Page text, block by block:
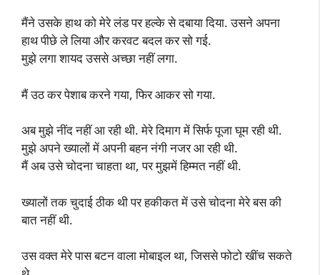
मैंने उसके हाथ को मेरे लंड पर हल्के से दबाया दिया. उसने अपना
हाथ पीछे ले लिया और करवट बदल कर सो गई.
मुझे लगा शायद उससे अच्छा नहीं लगा.
मैं उठ कर पेशाब करने गया, फिर आकर सो गया.
अब मुझे नींद नहीं आ रही थी. मेरे दिमाग में सिर्फ पूजा घूम रही थी.
मुझे अपने ख्यालों में अपनी बहन नंगी नजर आ रही थी.
मैं अब उसे चोदना चाहता था, पर मुझमें हिम्मत नहीं थी.
ख्यालों तक चुदाई ठीक थी पर हकीकत में उसे चोदना मेरे बस की
बात नहीं थी.
उस वक्त मेरे पास बटन वाला मोबाइल था, जिससे फोटो खींच सकते